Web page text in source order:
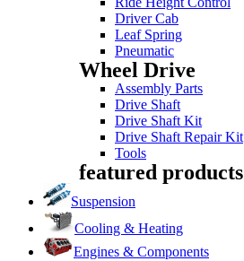
Driver Cab
Leaf Spring
Pneumatic
Wheel Drive
Assembly Parts
Drive Shaft
Drive Shaft Kit
Drive Shaft Repair Kit
Tools
featured products
Suspension
Cooling & Heating
Engines & Components